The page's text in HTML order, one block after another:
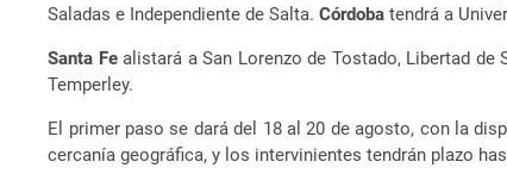
Saladas e Independiente de Salta.Córdoba tendrá a
Santa Fealistará a San Lorenzo de Tostado, Libertad de
Temperley.
El primer paso se dará del 18 al 20 de agosto, con la
cercanía geográfica, y los intervinientes tendrán plazo